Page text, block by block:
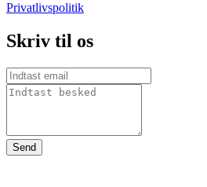
Privatlivspolitik
Skriv til os